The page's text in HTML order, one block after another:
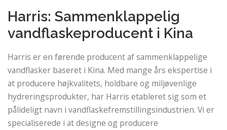
Harris: Sammenklappelig
vandflaskeproducent i Kina
Harris er en førende producent af sammenklappelige
vandflasker baseret i Kina. Med mange års ekspertise i
at producere højkvalitets, holdbare og miljøvenlige
hydreringsprodukter, har Harris etableret sig som et
pålideligt navn i vandflaskefremstillingsindustrien. Vi er
specialiserede i at designe og producere